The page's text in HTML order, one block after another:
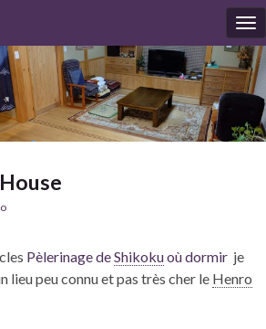
House
Pèlerinage deShikokuoù dormir je
lieu peu connu et pas très cher le Henro